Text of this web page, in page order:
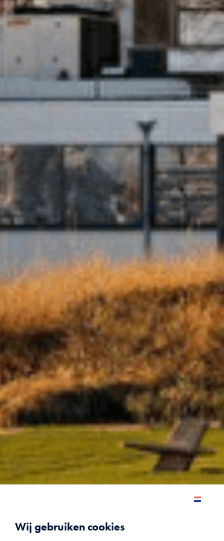
Wij gebruiken cookies